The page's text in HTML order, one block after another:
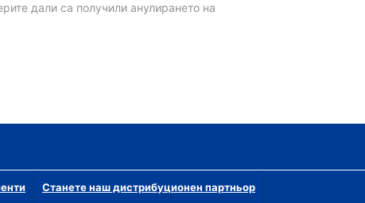
дали са получили анулирането на
Станете наш дистрибуционен партньор